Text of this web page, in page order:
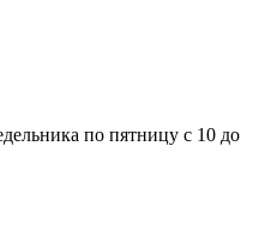
по пятницу с 10 до